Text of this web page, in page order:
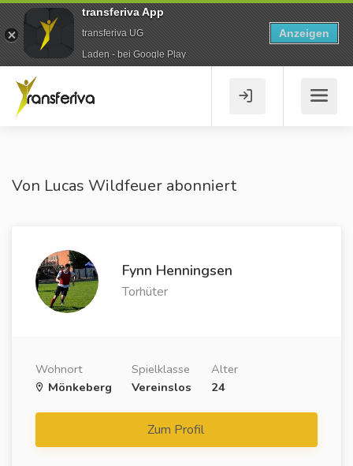
Von Lucas Wildfeuer abonniert
Fynn Henningsen
Torhüter
Wohnort
Mönkeberg
Spielklasse
Vereinslos
Alter
24
Zum Profil
transferiva App
transferiva UG
Laden - bei Google Play
Anzeigen